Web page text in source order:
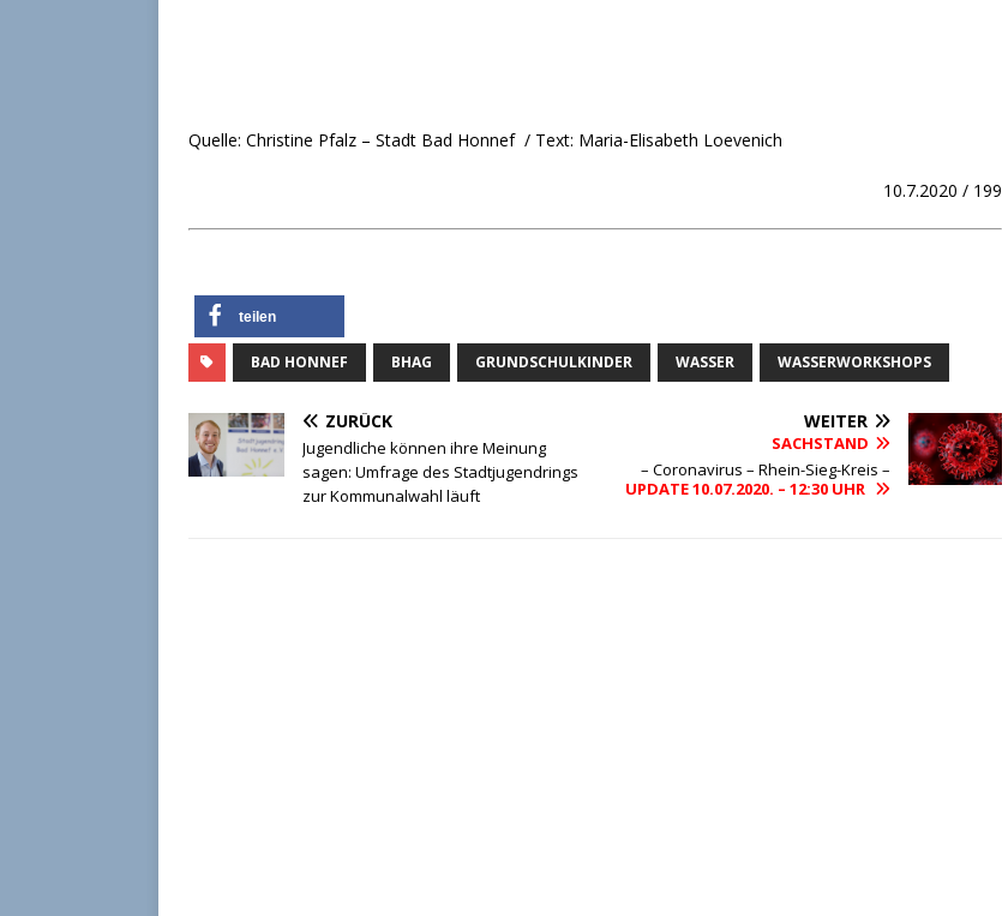
Quelle: Christine Pfalz – Stadt Bad Honnef / Text: Maria-Elisabeth Loevenich
10.7.2020 / 199
teilen
BAD HONNEF BHAG GRUNDSCHULKINDER WASSER WASSERWORKSHOPS
ZURÜCK
Jugendliche können ihre Meinung
sagen: Umfrage des Stadtjugendrings
zur Kommunalwahl läuft
WEITER
SACHSTAND
– Coronavirus – Rhein-Sieg-Kreis –
UPDATE 10.07.2020. – 12:30 UHR